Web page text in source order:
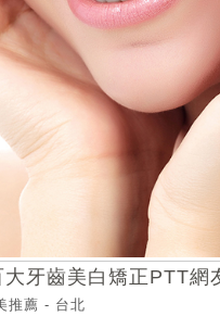
牙齒美白矯正PTT網
推薦 - 台北